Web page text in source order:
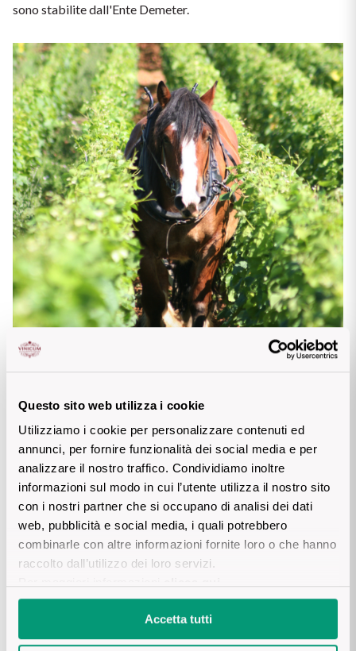
Questo sito web utilizza i cookie
Utilizziamo i cookie per personalizzare contenuti ed
annunci, per fornire funzionalità dei social media e per
analizzare il nostro traffico. Condividiamo inoltre
informazioni sul modo in cui l’utente utilizza il nostro sito
con i nostri partner che si occupano di analisi dei dati
web, pubblicità e social media, i quali potrebbero
combinarle con altre informazioni fornite loro o che hanno
raccolto dall’utilizzo dei loro servizi.
Accetta tutti
sono stabilite dall'Ente Demeter.
L’approccio biodinamico ha svantaggi e vantaggi. Le pratiche
suscitano spesso scetticismo, e i detrattori vedono i vini
biodinamici lontani da qualsiasi base scientifica e vicini alla
magia, quindi diventa difficile affermare una migliore qualità
dei prodotti. Inoltre, eliminando molti prodotti di sintesi,
diventano necessari alcuni lavori in vigneto che si traducono
in tempi e costi maggiori.
A fronte di questi aspetti, si sa che alcuni dei vini più buoni e
ricercati dagli appassionati, e che battono record assoluti
Romanée-Conti in Borgogna).
Vini Naturali